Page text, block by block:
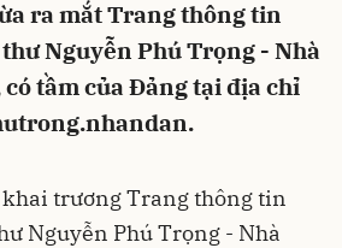
ra mắt Trang thông tin
Nguyễn Phú Trọng - Nhà
tầm của Đảng tại địa chỉ
.
khai trương Trang thông tin
Nguyễn Phú Trọng - Nhà
Hủy